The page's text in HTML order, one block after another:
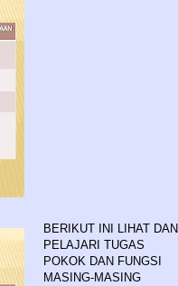
BERIKUT INI LIHAT DAN
PELAJARI TUGAS
POKOK DAN FUNGSI
MASING-MASING